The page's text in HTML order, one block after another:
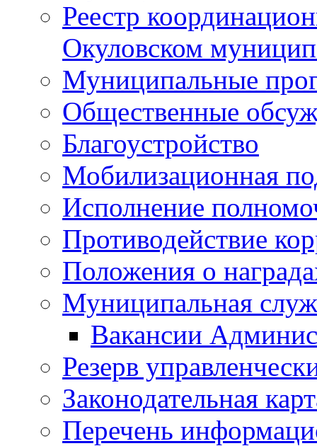
Реестр
Окуловском
Муниципальные
Общественные
Благоустройство
Мобилизационная
Исполнение
Противодействие
Положения о
Муниципальная
Вакансии
Резерв
Законодательная
Перечень